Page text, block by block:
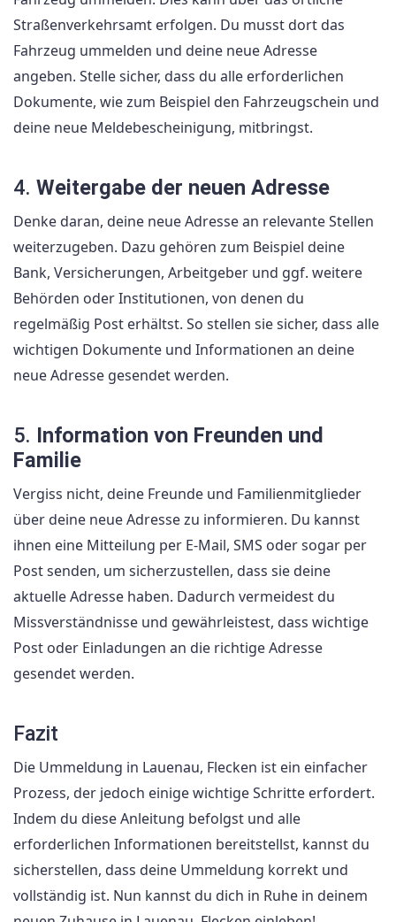
Straßenverkehrsamt erfolgen. Du musst dort das
Fahrzeug ummelden und deine neue Adresse
angeben. Stelle sicher, dass du alle erforderlichen
Dokumente, wie zum Beispiel den Fahrzeugschein und
deine neue Meldebescheinigung, mitbringst.
4. Weitergabe der neuen Adresse
Denke daran, deine neue Adresse an relevante Stellen
weiterzugeben. Dazu gehören zum Beispiel deine
Bank, Versicherungen, Arbeitgeber und ggf. weitere
Behörden oder Institutionen, von denen du
regelmäßig Post erhältst. So stellen sie sicher, dass alle
wichtigen Dokumente und Informationen an deine
neue Adresse gesendet werden.
5. Information von Freunden und
Familie
Vergiss nicht, deine Freunde und Familienmitglieder
über deine neue Adresse zu informieren. Du kannst
ihnen eine Mitteilung per E-Mail, SMS oder sogar per
Post senden, um sicherzustellen, dass sie deine
aktuelle Adresse haben. Dadurch vermeidest du
Missverständnisse und gewährleistest, dass wichtige
Post oder Einladungen an die richtige Adresse
gesendet werden.
Fazit
Die Ummeldung in Lauenau, Flecken ist ein einfacher
Prozess, der jedoch einige wichtige Schritte erfordert.
Indem du diese Anleitung befolgst und alle
erforderlichen Informationen bereitstellst, kannst du
sicherstellen, dass deine Ummeldung korrekt und
vollständig ist. Nun kannst du dich in Ruhe in deinem